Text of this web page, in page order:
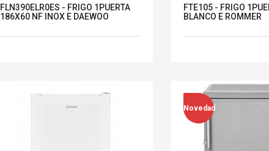
FLN390ELR0ES - FRIGO 1PUERTA
186X60 NF INOX E DAEWOO
FTE105 - FRIGO
BLANCO E ROMMER
Novedad